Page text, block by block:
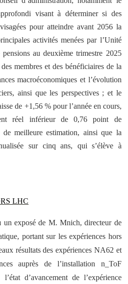
visant à déterminer si des
pour atteindre avant 2056 la
activités menées par l’Unité
au deuxième trimestre 2025
membres et des bénéficiaires de la
macroéconomiques et l’évolution
ainsi que les perspectives ; et le
de +1,56 % pour l’année en cours,
réel inférieur de 0,76 point de
de meilleure estimation, ainsi que la
sur cinq ans, qui s’élève à
LHC
un exposé de M. Mnich, directeur de
portant sur les expériences hors
résultats des expériences NA62 et
auprès de l’installation n_ToF
l’état d’avancement de l’expérience